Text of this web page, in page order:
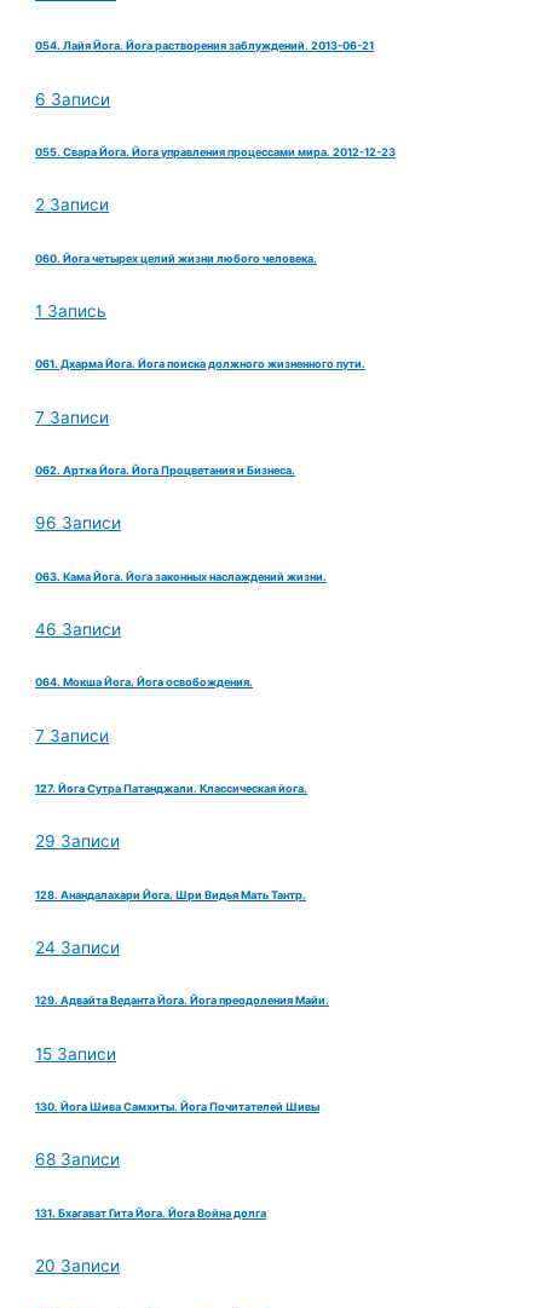
054. Лайя Йога. Йога растворения заблуждений. 2013-06-21
6 Записи
055. Свара Йога. Йога управления процессами мира. 2012-12-23
2 Записи
060. Йога четырех целий жизни любого человека.
1 Запись
061. Дхарма Йога. Йога поиска должного жизненного пути.
7 Записи
062. Артха Йога. Йога Процветания и Бизнеса.
96 Записи
063. Кама Йога. Йога законных наслаждений жизни.
46 Записи
064. Мокша Йога. Йога освобождения.
7 Записи
127. Йога Сутра Патанджали. Классическая йога.
29 Записи
128. Анандалахари Йога. Шри Видья Мать Тантр.
24 Записи
129. Адвайта Веданта Йога. Йога преодоления Майи.
15 Записи
130. Йога Шива Самхиты. Йога Почитателей Шивы
68 Записи
131. Бхагават Гита Йога. Йога Война долга
20 Записи